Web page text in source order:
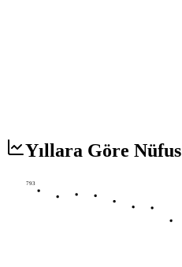
Yıllara Göre Nüfus
793